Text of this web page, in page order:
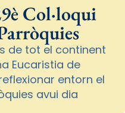
Col·loqui
de tot el continent
Eucaristia de
entorn el
avui dia